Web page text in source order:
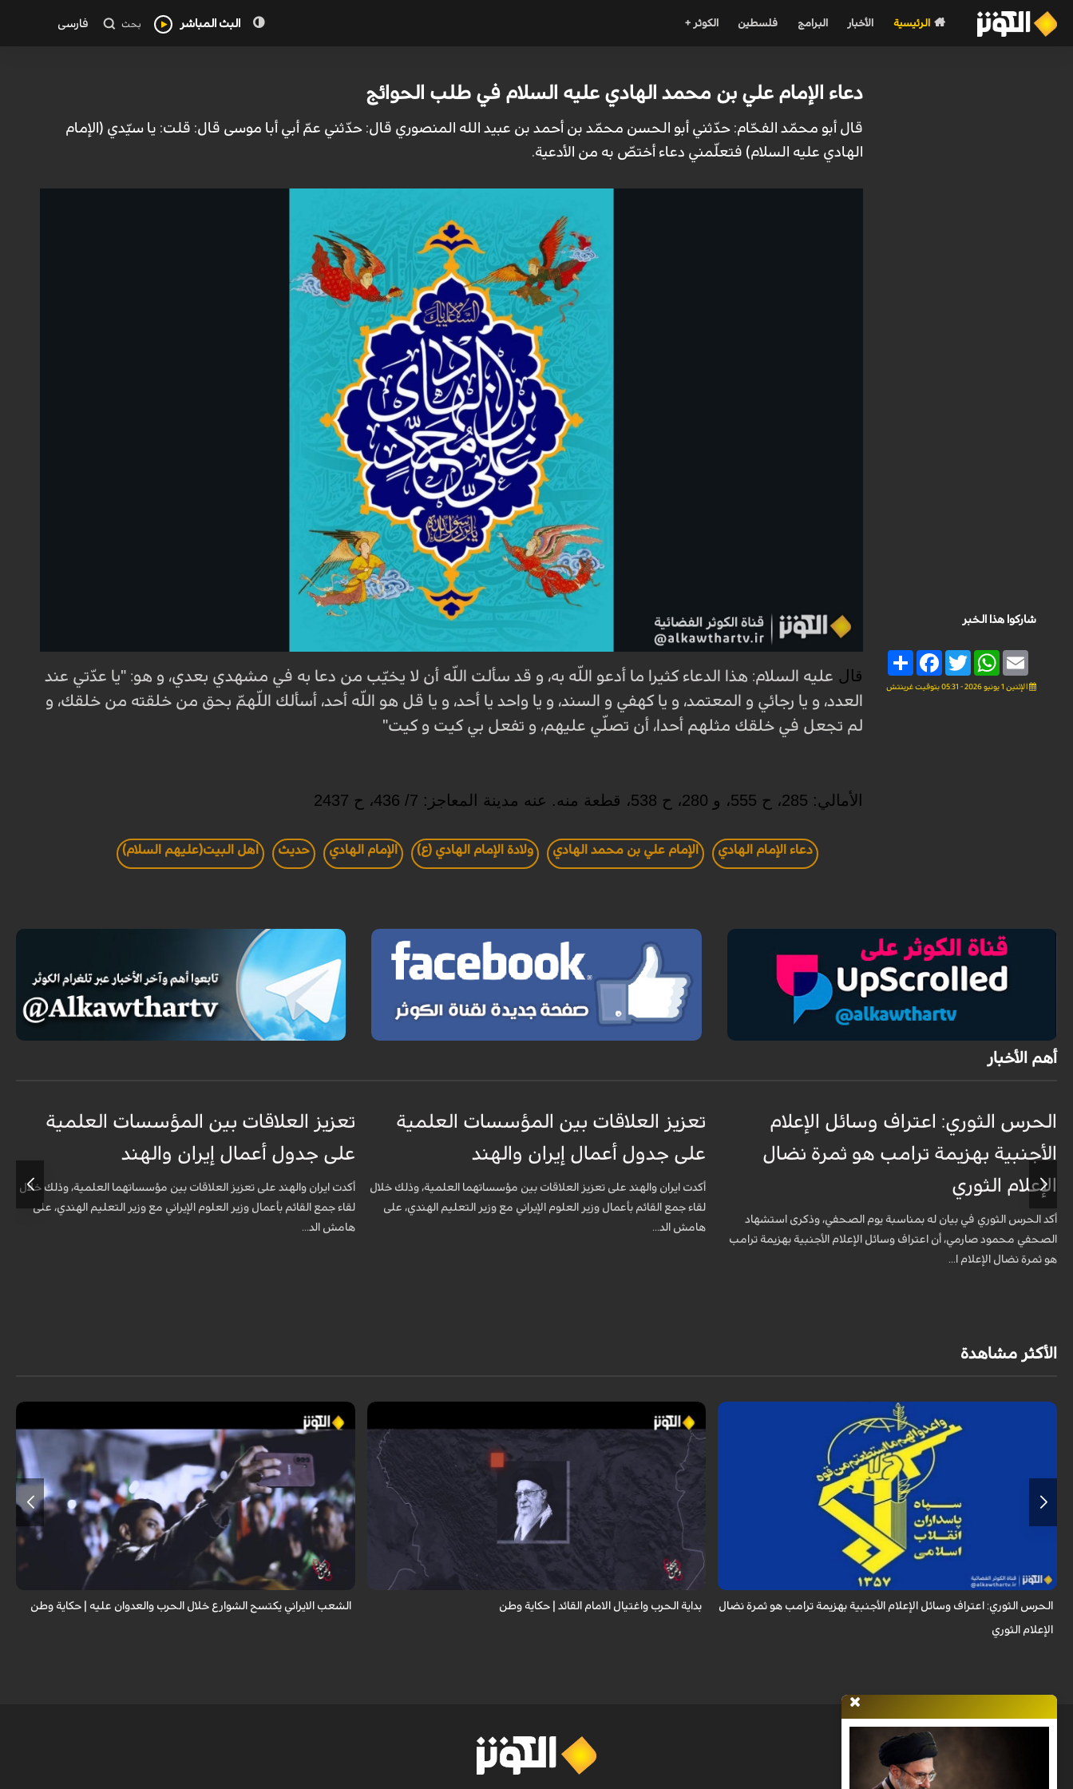
الرئيسية الأخبار البرامج فلسطين الكوثر + البث المباشر بحث فارسی
شاركوا هذا الخبر
Share
FacebookTwitter
WhatsAppEmail
الإثنين 1 يونيو 2026 - 05:31 بتوقيت غرينتش
دعاء الإمام علي بن محمد الهادي عليه السلام في طلب الحوائج
قال أبو محمّد الفحّام: حدّثني أبو الحسن محمّد بن أحمد بن عبيد الله المنصوري قال: حدّثني عمّ أبي أبا موسى قال: قلت: يا سيّدي (الإمام
الهادي عليه السلام) فتعلّمني دعاء أختصّ به من الأدعية.
قال عليه السلام: هذا الدعاء كثيرا ما أدعو اللّه به، و قد سألت اللّه أن لا يخيّب من دعا به في مشهدي بعدي، و هو: "يا عدّتي عند
العدد، و يا رجائي و المعتمد، و يا كهفي و السند، و يا واحد يا أحد، و يا قل هو اللّه أحد، أسألك اللّهمّ بحق من خلقته من خلقك، و
لم تجعل في خلقك مثلهم أحدا، أن تصلّي عليهم، و تفعل بي كيت و كيت"
الأمالي: 285، ح 555، و 280، ح 538، قطعة منه. عنه مدينة المعاجز: 7/ 436، ح 2437
دعاء الإمام الهادي الإمام علي بن محمد الهادي ولادة الإمام الهادي (ع) الإمام الهادي حديث اهل البيت(عليهم السلام)
أهم الأخبار
الحرس الثوري: اعتراف وسائل الإعلام
الأجنبية بهزيمة ترامب هو ثمرة نضال
الإعلام الثوري
أكد الحرس الثوري في بيان له بمناسبة يوم الصحفي، وذكرى استشهاد
الصحفي محمود صارمي، أن اعتراف وسائل الإعلام الأجنبية بهزيمة ترامب
هو ثمرة نضال الإعلام ا...
تعزيز العلاقات بين المؤسسات العلمية
على جدول أعمال إيران والهند
أكدت ايران والهند على تعزيز العلاقات بين مؤسساتهما العلمية، وذلك خلال
لقاء جمع القائم بأعمال وزير العلوم الإيراني مع وزير التعليم الهندي، على
هامش الد...
تعزيز العلاقات بين المؤسسات العلمية
على جدول أعمال إيران والهند
أكدت ايران والهند على تعزيز العلاقات بين مؤسساتهما العلمية، وذلك خلال
لقاء جمع القائم بأعمال وزير العلوم الإيراني مع وزير التعليم الهندي، على
هامش الد...
الأكثر مشاهدة
أكد الحرس الثوري في بيان له بمناسبة يوم الصحفي، وذكرى استشهاد الصحفي
محمود صارمي، أن اعتراف وسائل الإعلام الأجنبية بهزيمة ترامب هو ثمرة نضال
الحرس الثوري: اعتراف وسائل الإعلام الأجنبية بهزيمة ترامب هو ثمرة نضال
الإعلام الثوري
يوثق المقطع بداية الحرب الأمريكية الإسرائيلية على إيران . في اليوم الأول،
اغتيلالامام القائد السيد علي الخامنئي مع كبار القادة العسكريين، وفي نفس
اليو...
بداية الحرب واغتيال الامام القائد | حكاية وطن
يظهر المقطع مشهداً فريداً من إيران حيث تمتلئ الشوارع بحشود هائلة من
الناس في الوقت الذي يختبئ فيه الآخرون في الملاجئ أو يفرون من القواعد
العسكرية. ظرو...
الشعب الايراني يكتسح الشوارع خلال الحرب والعدوان عليه | حكاية وطن